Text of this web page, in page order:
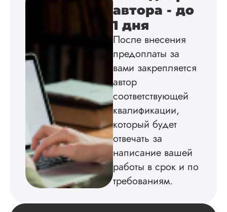
Инна
Вид работы:
Диссертация
Магистерскую
диссертацию по
философии
на твердую 5.
структуру, список
литературы,
приложения,
поставили ссылки
литературные
автора - до
1 дня
После внесения
предоплаты за
вами закрепляется
автор
соответствующей
квалификации,
который будет
отвечать за
написание вашей
работы в срок и по
требованиям.